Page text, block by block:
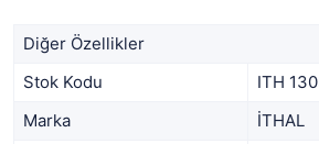
Diğer Özellikler
Stok Kodu
ITH
Marka
İTHAL